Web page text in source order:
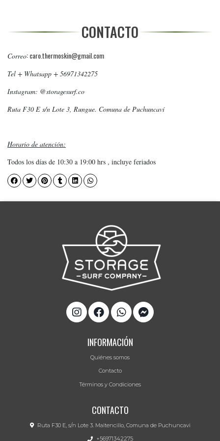
CONTACTO
Correo:caro.thermoskin@gmail.com
Tel + Whatsapp + 56971342275
Instagram: @storagesurf.co
Ruta F30 E s/n Lote 3, Rungue. Comuna de Puchuncaví
Horario de atención:
Todos los días de 10:30 a 19:00 hrs , incluye feriados
INFORMACIÓN
Quiénes somos
Contacto
Términos y Condiciones
CONTACTO
Ruta F30 E, s/n Lote 3. Maitencillo, Comuna de Puchuncavi
+56971342275